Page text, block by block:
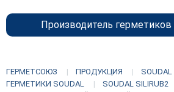
Производитель
ГЕРМЕТСОЮЗ ПРОДУКЦИЯ
SOUDAL
ГЕРМЕТИКИ SOUDAL
SOUDAL SILIRUB2